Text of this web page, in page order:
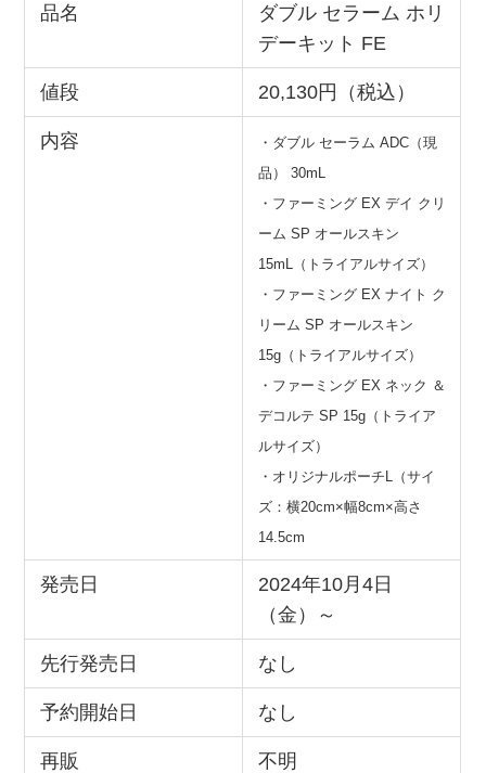
品名
ダブル セラーム ホリ
デーキット FE
値段 20,130円（税込）
内容
・ダブル セーラム ADC（現
品） 30mL
・ファーミング EX デイ クリ
ーム SP オールスキン
15mL（トライアルサイズ）
・ファーミング EX ナイト ク
リーム SP オールスキン
15g（トライアルサイズ）
・ファーミング EX ネック ＆
デコルテ SP 15g（トライア
ルサイズ）
・オリジナルポーチL（サイ
ズ：横20cm×幅8cm×高さ
14.5cm
発売日
2024年10月4日
（金）～
先行発売日 なし
予約開始日 なし
再販 不明